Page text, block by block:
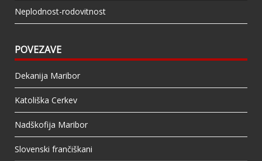
Neplodnost-rodovitnost
POVEZAVE
Dekanija Maribor
Katoliška Cerkev
Nadškofija Maribor
Slovenski frančiškani